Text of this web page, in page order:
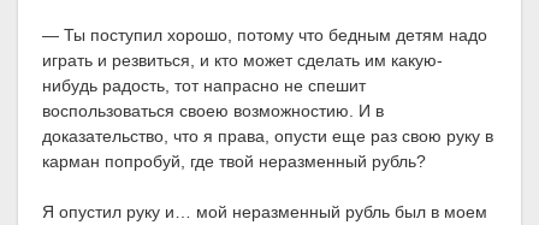
— Ты поступил хорошо, потому что бедным детям надо
играть и резвиться, и кто может сделать им какую-
нибудь радость, тот напрасно не спешит
воспользоваться своею возможностию. И в
доказательство, что я права, опусти еще раз свою руку в
карман попробуй, где твой неразменный рубль?
Я опустил руку и… мой неразменный рубль был в моем